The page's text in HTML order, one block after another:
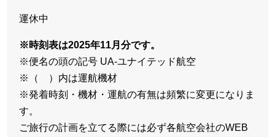
運休中
※時刻表は2025年11月分です。
※便名の頭の記号 UA-ユナイテッド航空
※（ ）内は運航機材
※発着時刻・機材・運航の有無は頻繁に変更になりま
す。
ご旅行の計画を立てる際には必ず各航空会社のWEB